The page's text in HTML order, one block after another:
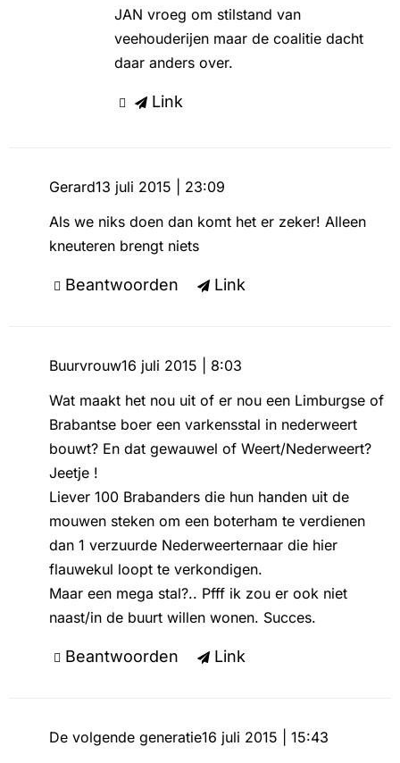
JAN vroeg om stilstand van
veehouderijen maar de coalitie dacht
daar anders over.
Link
Gerard13 juli 2015 | 23:09
Als we niks doen dan komt het er zeker! Alleen
kneuteren brengt niets
Beantwoorden Link
Buurvrouw16 juli 2015 | 8:03
Wat maakt het nou uit of er nou een Limburgse of
Brabantse boer een varkensstal in nederweert
bouwt? En dat gewauwel of Weert/Nederweert?
Jeetje !
Liever 100 Brabanders die hun handen uit de
mouwen steken om een boterham te verdienen
dan 1 verzuurde Nederweerternaar die hier
flauwekul loopt te verkondigen.
Maar een mega stal?.. Pfff ik zou er ook niet
naast/in de buurt willen wonen. Succes.
Beantwoorden Link
De volgende generatie16 juli 2015 | 15:43